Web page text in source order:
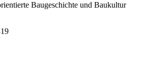
Baugeschichte und Baukultur